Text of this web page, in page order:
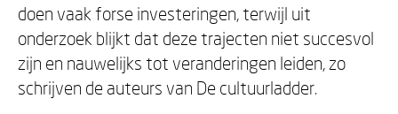
doen vaak forse investeringen, terwijl uit
onderzoek blijkt dat deze trajecten niet succesvol
zijn en nauwelijks tot veranderingen leiden, zo
schrijven de auteurs van De cultuurladder.